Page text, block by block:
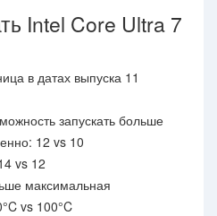
Intel Core Ultra 7
в датах выпуска 11
запускать больше
12 vs 10
vs 12
максимальная
vs 100°C